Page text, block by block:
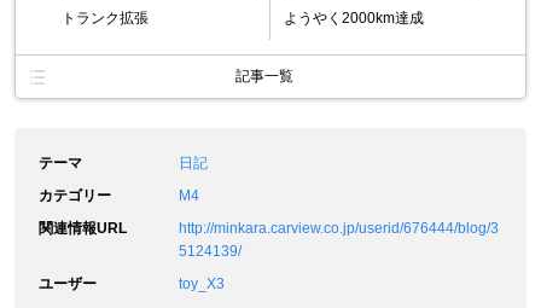
トランク拡張 ようやく2000km達成
記事一覧
テーマ
日記
カテゴリー
M4
関連情報URL
http://minkara.carview.co.jp/userid/676444/blog/3
5124139/
ユーザー
toy_X3